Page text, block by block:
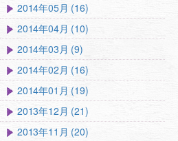
2014年05月 (16)
2014年04月 (10)
2014年03月 (9)
2014年02月 (16)
2014年01月 (19)
2013年12月 (21)
2013年11月 (20)